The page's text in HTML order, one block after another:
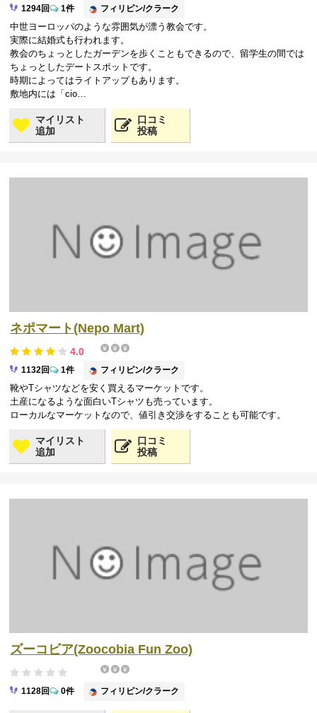
マイリスト
追加
口コミ
投稿
フィリピン/クラーク
1294回 1件
中世ヨーロッパのような雰囲気が漂う教会です。
実際に結婚式も行われます。
教会のちょっとしたガーデンを歩くこともできるので、留学生の間では
ちょっとしたデートスポットです。
時期によってはライトアップもあります。
敷地内には「cio…
マイリスト
追加
口コミ
投稿
ネポマート(Nepo Mart)
4.0
フィリピン/クラーク
1132回 1件
靴やTシャツなどを安く買えるマーケットです。
土産になるような面白いTシャツも売っています。
ローカルなマーケットなので、値引き交渉をすることも可能です。
ズーコビア(Zoocobia Fun Zoo)
フィリピン/クラーク
1128回 0件